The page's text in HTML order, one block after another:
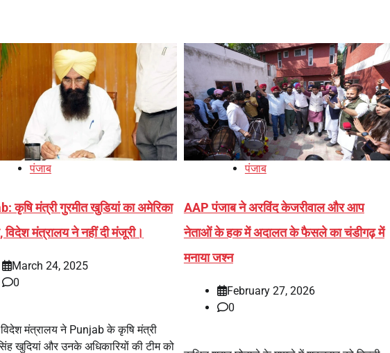
पंजाब
कृषि मंत्री गुरमीत खुडियां का अमेरिका
विदेश मंत्रालय ने नहीं दी मंजूरी।
March 24, 2025
0
मंत्रालय ने Punjab के कृषि मंत्री
खुदियां और उनके अधिकारियों की टीम को
पंजाब
AAP पंजाब ने अरविंद केजरीवाल और आप
नेताओं के हक में अदालत के फैसले का चंडीगढ़ में
मनाया जश्न
February 27, 2026
0